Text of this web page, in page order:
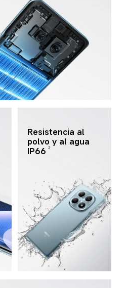
Resistencia al
polvo y al agua
IP66 2